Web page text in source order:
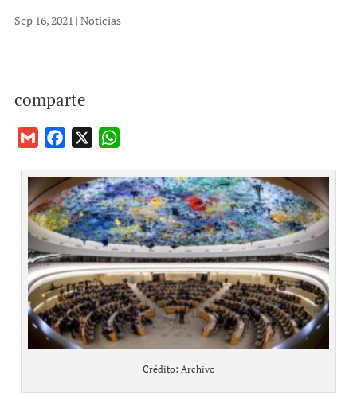
Sep 16, 2021 | Noticias
comparte
a
i
l
c
e
b
o
o
k
a
t
s
A
p
p
Crédito: Archivo